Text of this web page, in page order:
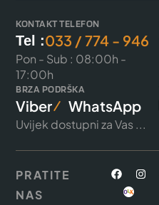
KONTAKT TELEFON
Tel :033 / 774 - 946
Pon - Sub : 08:00h -
17:00h
BRZA PODRŠKA
Viber WhatsApp
Uvijek dostupni za Vas ...
PRATITE
NAS